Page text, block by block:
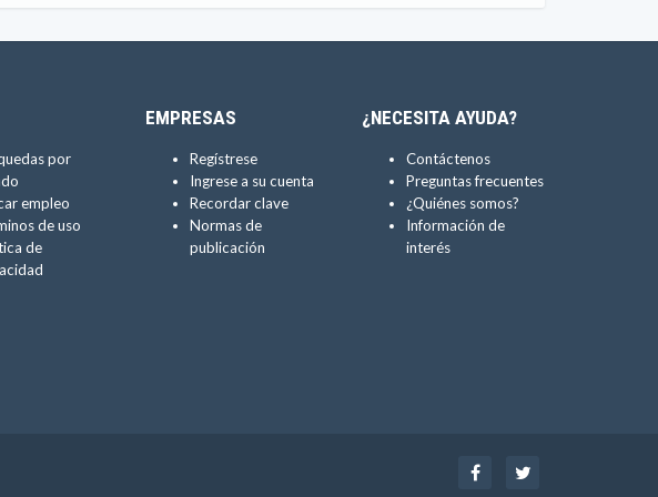
por
empleo
de uso
de
EMPRESAS
Regístrese
Ingrese a su cuenta
Recordar clave
Normas de
publicación
¿NECESITA AYUDA?
Contáctenos
Preguntas frecuentes
¿Quiénes somos?
Información de
interés
FacebookTwitter